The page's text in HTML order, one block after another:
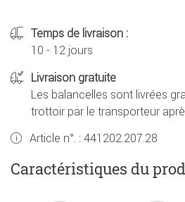
Temps de livraison :
10 - 12 jours
Livraison gratuite
Les balancelles sont livrées
trottoir par le transporteur
Article n°. : 441202.207.28
Caractéristiques du